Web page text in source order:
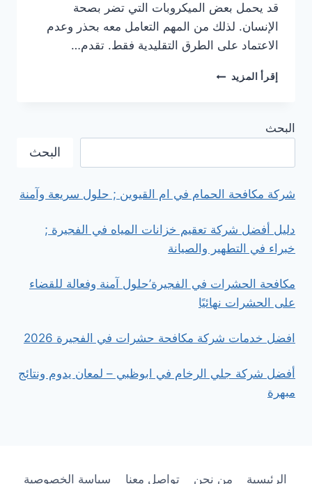
قد يحمل بعض الميكروبات التي تضر بصحة
الإنسان. لذلك من المهم التعامل معه بحذر وعدم
الاعتماد على الطرق التقليدية فقط. تقدم…
إقرأ المزيد مكافحة
البحث
البحث
شركة مكافحة الحمام في ام القيوين ; حلول سريعة وآمنة
دليل أفضل شركة تعقيم خزانات المياه في الفجيرة ;
خبراء في التطهير والصيانة
مكافحة الحشرات في الفجيرة’حلول آمنة وفعالة للقضاء
على الحشرات نهائيًا
افضل خدمات شركة مكافحة حشرات في الفجيرة 2026
أفضل شركة جلي الرخام في ابوظبي – لمعان يدوم ونتائج
مبهرة
الرئيسية من نحن تواصل معنا سياسة الخصوصية